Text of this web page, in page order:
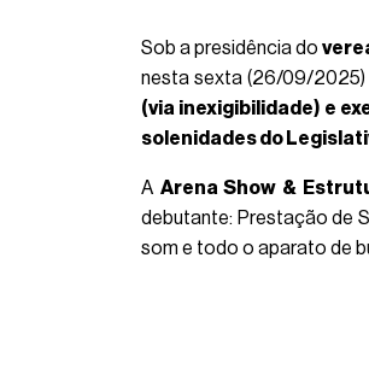
Sob a presidência do
nesta sexta (26/09/2025)
(via inexigibilidade) e
solenidades do
A Arena Show &
debutante: Prestação de
som e todo o aparato de